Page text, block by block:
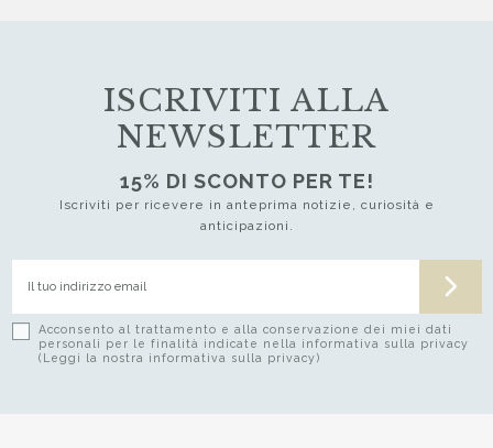
ISCRIVITI ALLA
NEWSLETTER
15% DI SCONTO PER TE!
Iscriviti per ricevere in anteprima notizie, curiosità e
anticipazioni.
Acconsento al trattamento e alla conservazione dei miei dati
personali per le finalità indicate nella informativa sulla privacy
(Leggi la nostra informativa sulla privacy)